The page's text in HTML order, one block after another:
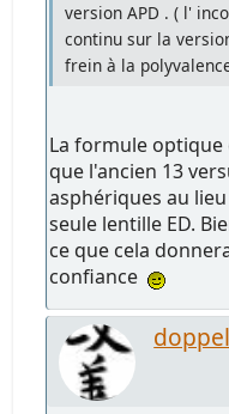
version APD . ( l'
continu sur la
frein à la
La formule optique
que l'ancien 13
asphériques au
seule lentille ED.
ce que cela
confiance